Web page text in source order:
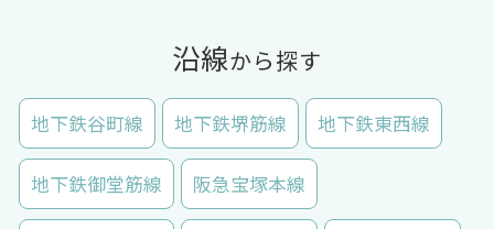
沿線から探す
地下鉄谷町線 地下鉄堺筋線 地下鉄東西線
地下鉄御堂筋線 阪急宝塚本線